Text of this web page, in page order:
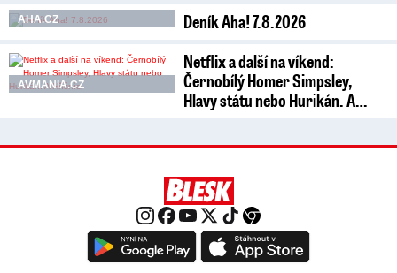
AHA.CZ Deník Aha! 7.8.2026
AVMANIA.CZ
Netflix a další na víkend:
Černobílý Homer Simpsley,
Hlavy státu nebo Hurikán. A…